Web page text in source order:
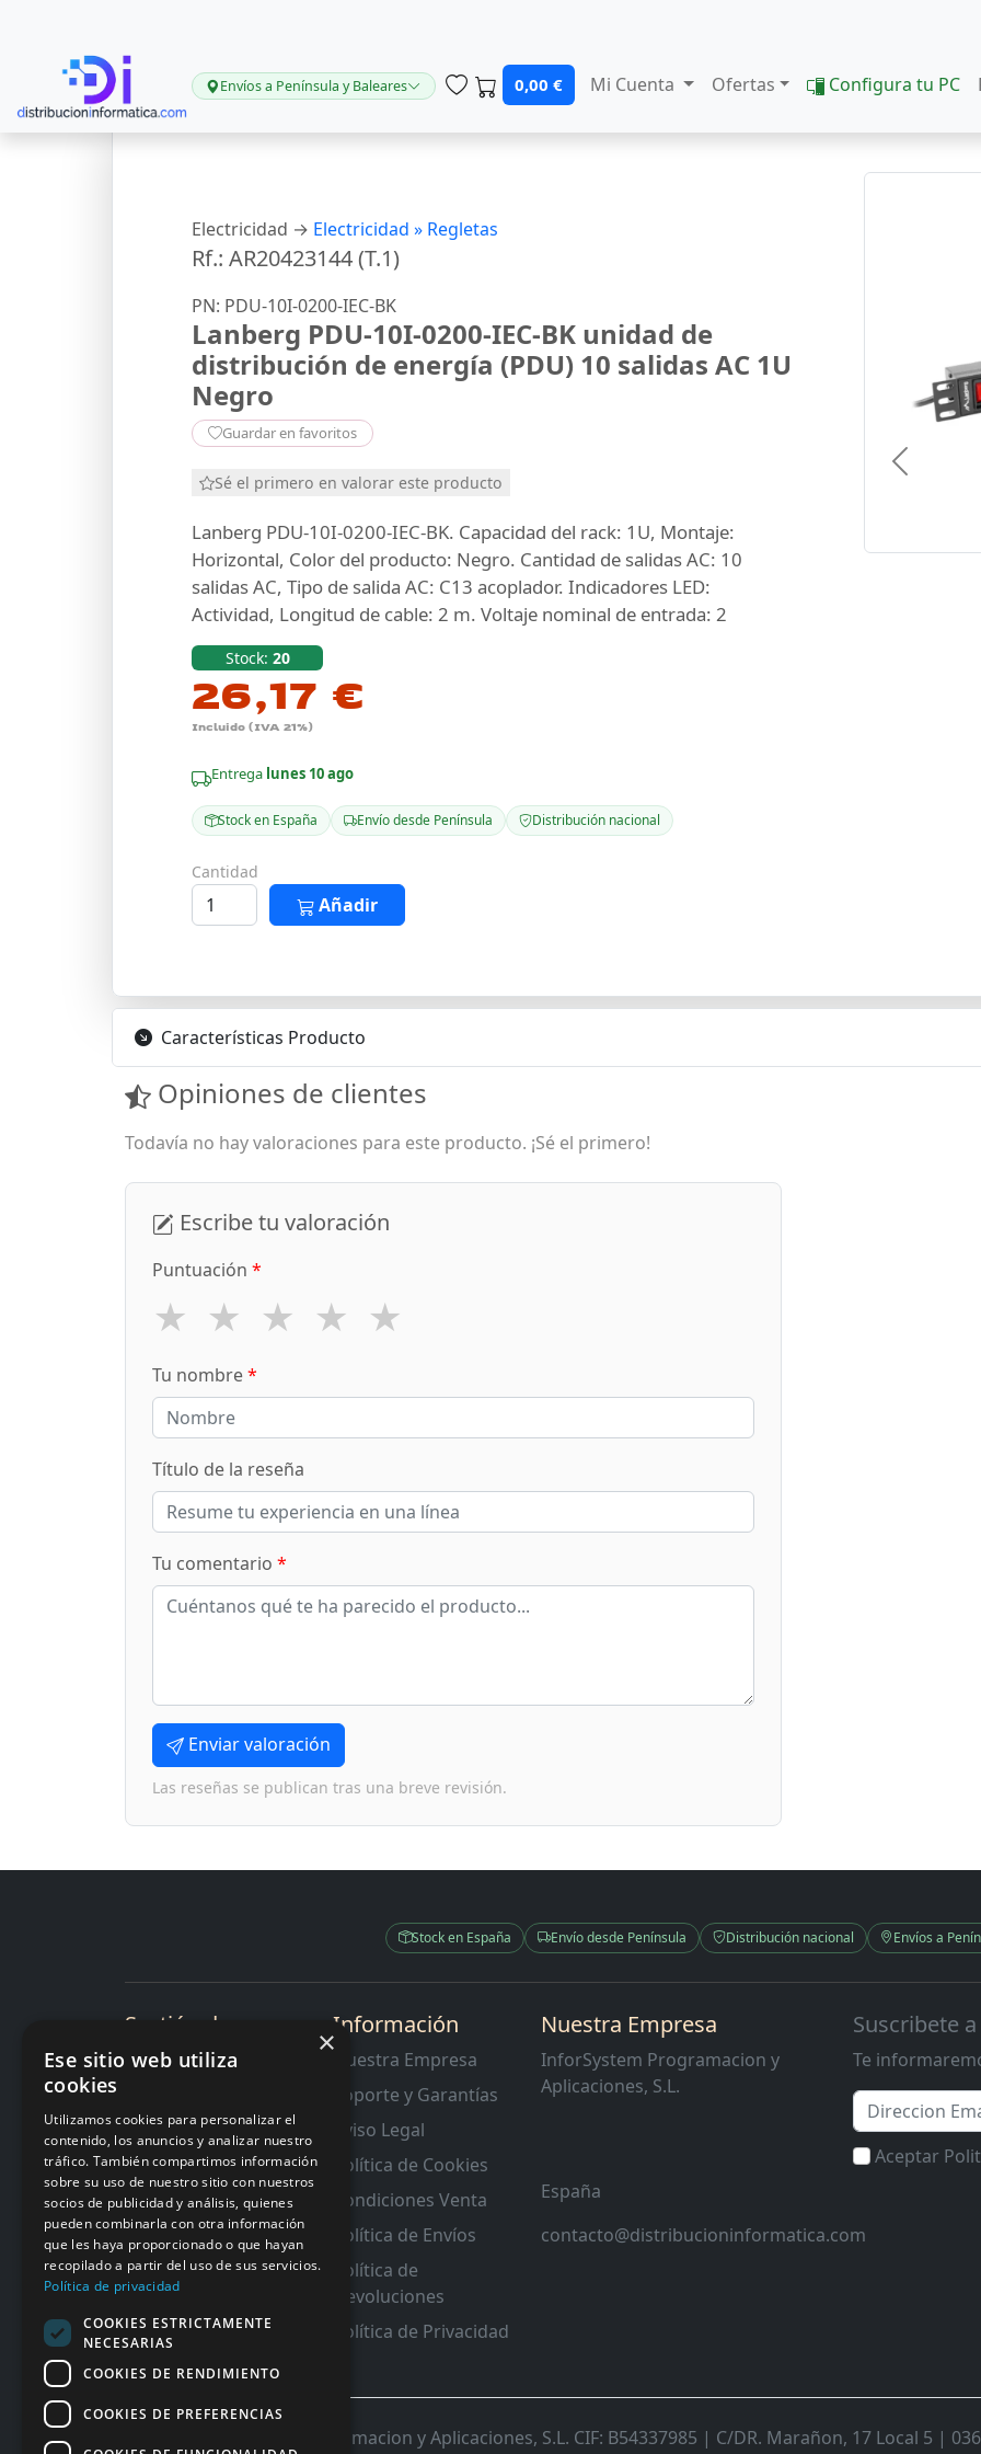
Envíos a Península y Baleares 0,00 € Mi Cuenta Ofertas Configura tu PC
Electricidad → Electricidad » Regletas
Rf.: AR20423144 (T.1)
PN: PDU-10I-0200-IEC-BK
Lanberg PDU-10I-0200-IEC-BK unidad de
distribución de energía (PDU) 10 salidas AC 1U
Negro
Guardar en favoritos
Sé el primero en valorar este producto
Lanberg PDU-10I-0200-IEC-BK. Capacidad del rack: 1U, Montaje:
Horizontal, Color del producto: Negro. Cantidad de salidas AC: 10
salidas AC, Tipo de salida AC: C13 acoplador. Indicadores LED:
Actividad, Longitud de cable: 2 m. Voltaje nominal de entrada: 2
Stock: 20
26,17 €
Incluido (IVA 21%)
Entrega lunes 10 ago
Stock en España Envío desde Península Distribución nacional
Cantidad
Añadir
Previous
Características Producto
Opiniones de clientes
Todavía no hay valoraciones para este producto. ¡Sé el primero!
Escribe tu valoración
Puntuación *
★ ★ ★ ★ ★
Tu nombre*
Título de la reseña
Tu comentario *
Enviar valoración
Las reseñas se publican tras una breve revisión.
Stock en España Envío desde Península Distribución nacional Envíos a
Sectión de
Interes
RMA y Garantias
Información
Nuestra Empresa
Soporte y Garantías
Aviso Legal
Política de Cookies
Condiciones Venta
Política de Envíos
Política de
Devoluciones
Política de Privacidad
Nuestra Empresa
InforSystem Programacion y
Aplicaciones, S.L.
España
contacto@distribucioninformatica.com
Suscribete
Te
Email
Aceptar
© 2026 InforSystem Programacion y Aplicaciones, S.L. CIF: B54337985 | C/DR. Marañon, 17 Local 5 |
×
Ese sitio web utiliza
cookies
Utilizamos cookies para personalizar el
contenido, los anuncios y analizar nuestro
tráfico. También compartimos información
sobre su uso de nuestro sitio con nuestros
socios de publicidad y análisis, quienes
pueden combinarla con otra información
que les haya proporcionado o que hayan
recopilado a partir del uso de sus servicios.
Política de privacidad
COOKIES ESTRICTAMENTE
NECESARIAS
COOKIES DE RENDIMIENTO
COOKIES DE PREFERENCIAS